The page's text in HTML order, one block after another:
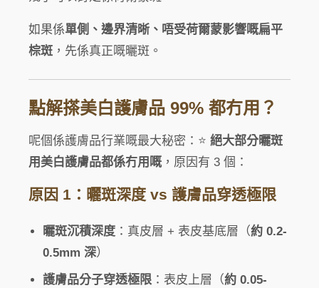
如果係單側、邊界清晰、唔受荷爾蒙影響嘅扁平
棕斑 ，先係真正嘅曬斑。
點解搽美白護膚品 99% 都冇用？
呢個係護膚品行業嘅最大秘密：⭐ 絕大部分曬斑
用美白護膚品都係冇用嘅 ，原因有 3 個：
原因 1：曬斑深度 vs 護膚品穿透極限
曬斑沉積深度 ：真皮層 + 表皮基底層（約 0.2-
0.5mm 深）
護膚品分子穿透極限 ：表皮上層（約 0.05-